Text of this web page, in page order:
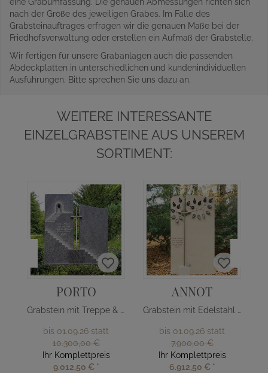
nach der Größe des jeweiligen Grabes. Im Falle des
Grabsteinauftrages erfragen wir die genauen Maße bei der
Friedhofsverwaltung oder erstellen ein Aufmaß der Grabstelle.
Wir fertigen für unsere Grabanlagen auch die passenden
Abdeckplatten in unterschiedlichen und kundenindividuellen
Ausführungen. Bitte sprechen Sie uns dazu an.
WEITERE INTERESSANTE
EINZELGRABSTEINE AUS UNSEREM
SORTIMENT:
PORTO
Grabstein mit Treppe & Edelstahl Kreuz
bis 01.09.26 statt
10.300,00 €
Ihr Komplettpreis
9.012,50 € *
ANNOT
Grabstein mit Edelstahl Baum
bis 01.09.26 statt
7.900,00 €
Ihr Komplettpreis
6.912,50 € *